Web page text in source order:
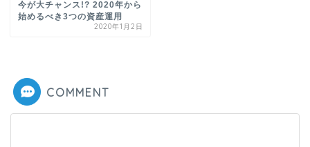
今が大チャンス!? 2020年から
始めるべき3つの資産運用
2020年1月2日
COMMENT